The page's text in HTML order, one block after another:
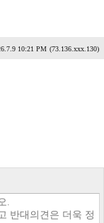
10:21 PM (73.136.xxx.130)